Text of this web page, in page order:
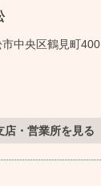
中央区鶴見町400
店・営業所を見る